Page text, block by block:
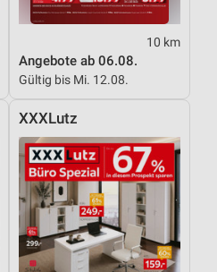
10 km
Angebote ab 06.08.
Gültig bis Mi. 12.08.
XXXLutz